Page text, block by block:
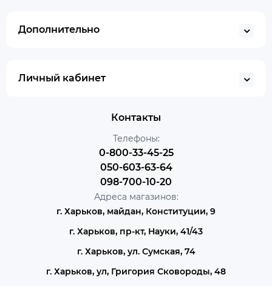
Дополнительно
Личный кабинет
Контакты
Телефоны:
0-800-33-45-25
050-603-63-64
098-700-10-20
Адреса магазинов:
г. Харьков, майдан, Конституции, 9
г. Харьков, пр-кт, Науки, 41/43
г. Харьков, ул. Сумская, 74
г. Харьков, ул, Григория Сковороды, 48